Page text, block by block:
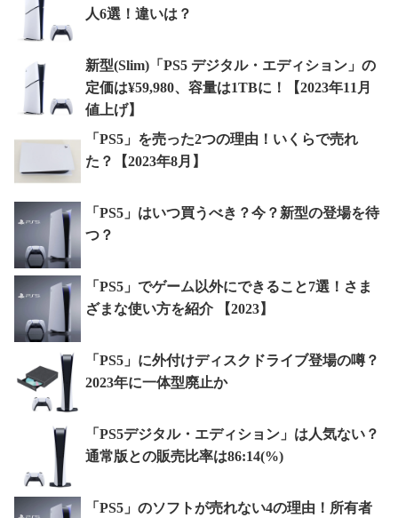
人6選！違いは？
新型(Slim)「PS5 デジタル・エディション」の
定価は¥59,980、容量は1TBに！【2023年11月
値上げ】
「PS5」を売った2つの理由！いくらで売れ
た？【2023年8月】
「PS5」はいつ買うべき？今？新型の登場を待
つ？
「PS5」でゲーム以外にできること7選！さま
ざまな使い方を紹介 【2023】
「PS5」に外付けディスクドライブ登場の噂？
2023年に一体型廃止か
「PS5デジタル・エディション」は人気ない？
通常版との販売比率は86:14(%)
「PS5」のソフトが売れない4の理由！所有者